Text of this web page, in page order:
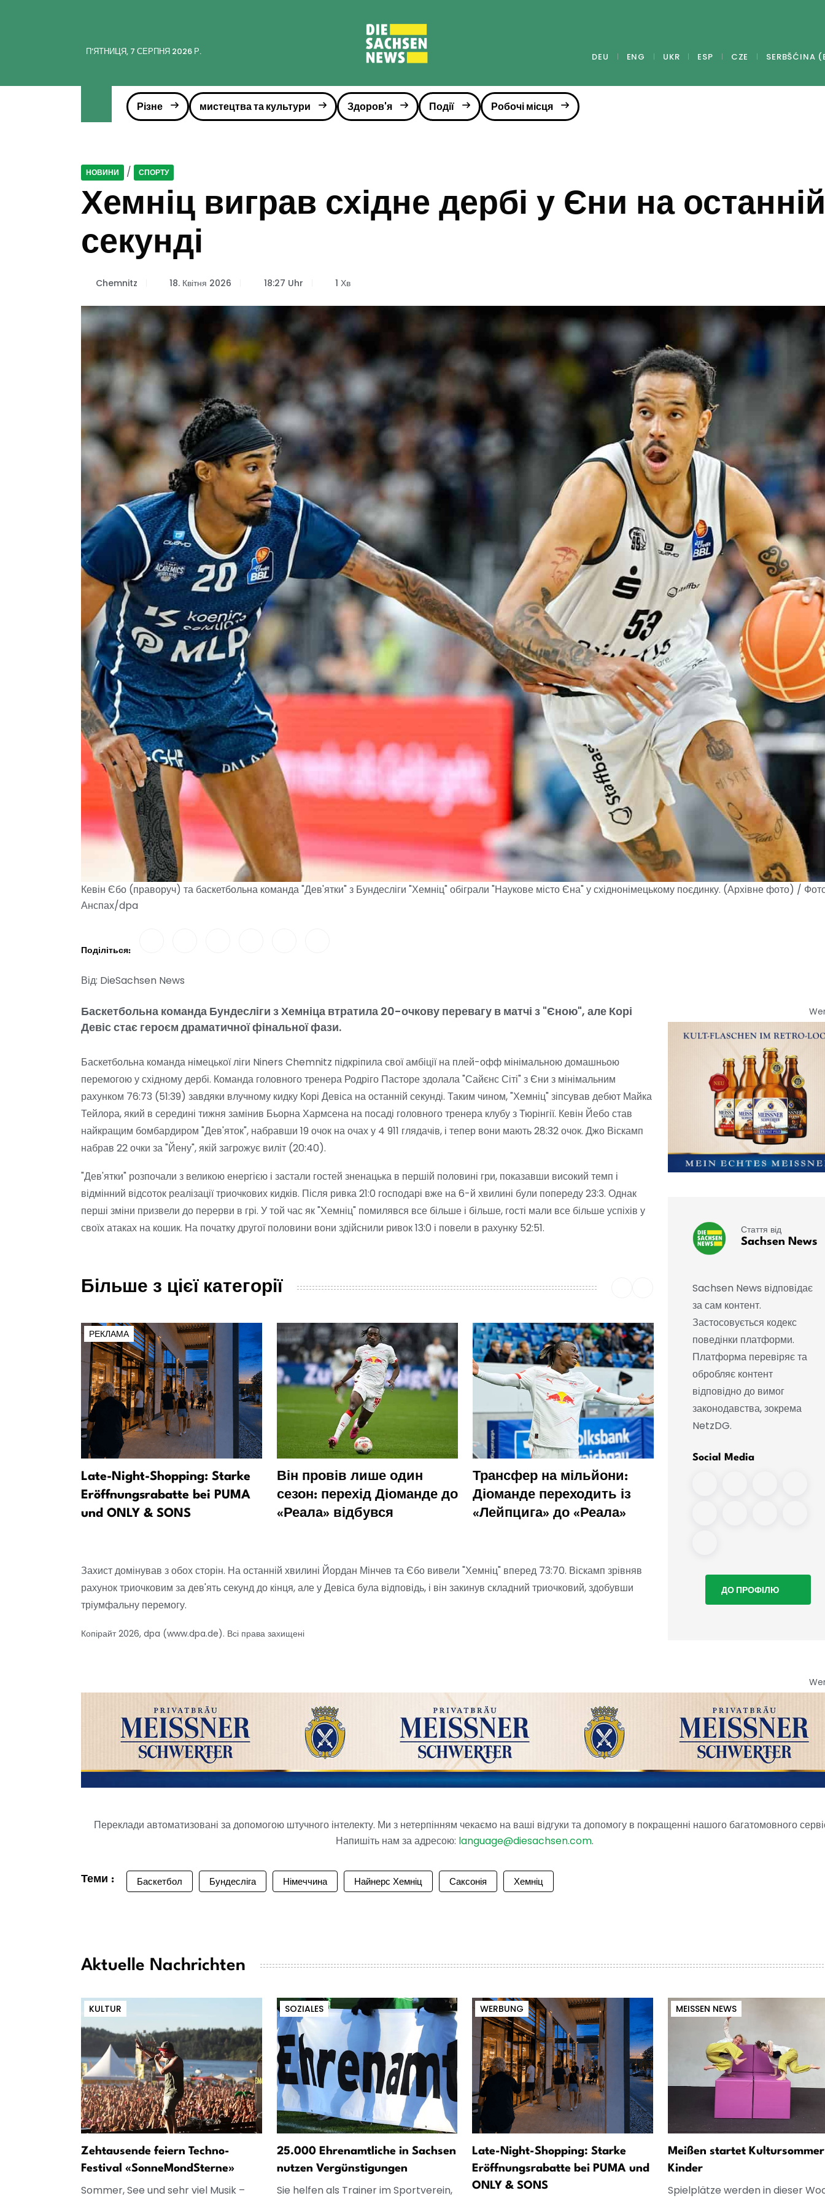
ПʼЯТНИЦЯ, 7 СЕРПНЯ 2026 Р. DEU ENG UKR ESP CZE SERBŠĆINA
Різне мистецтва та культури Здоров'я Події Робочі місця
НОВИНИ / СПОРТУ
Хемніц виграв східне дербі у Єни на останній
секунді
Chemnitz 18. Квітня 2026 18:27 Uhr 1 Хв
Кевін Єбо (праворуч) та баскетбольна команда "Дев'ятки" з Бундесліги "Хемніц" обіграли "Наукове місто Єна" у східнонімецькому поєдинку. (Архівне фото) /
Анспах/dpa
Поділіться:
Від: DieSachsen News
Баскетбольна команда Бундесліги з Хемніца втратила 20-очкову перевагу в матчі з "Єною", але Корі
Девіс стає героєм драматичної фінальної фази.
Баскетбольна команда німецької ліги Niners Chemnitz підкріпила свої амбіції на плей-офф мінімальною домашньою
перемогою у східному дербі. Команда головного тренера Родріго Пасторе здолала "Сайєнс Сіті" з Єни з мінімальним
рахунком 76:73 (51:39) завдяки влучному кидку Корі Девіса на останній секунді. Таким чином, "Хемніц" зіпсував дебют Майка
Тейлора, який в середині тижня замінив Бьорна Хармсена на посаді головного тренера клубу з Тюрінгії. Кевін Йебо став
найкращим бомбардиром "Дев'яток", набравши 19 очок на очах у 4 911 глядачів, і тепер вони мають 28:32 очок. Джо Віскамп
набрав 22 очки за "Йену", якій загрожує виліт (20:40).
"Дев'ятки" розпочали з великою енергією і застали гостей зненацька в першій половині гри, показавши високий темп і
відмінний відсоток реалізації триочкових кидків. Після ривка 21:0 господарі вже на 6-й хвилині були попереду 23:3. Однак
перші зміни призвели до перерви в грі. У той час як "Хемніц" помилявся все більше і більше, гості мали все більше успіхів у
своїх атаках на кошик. На початку другої половини вони здійснили ривок 13:0 і повели в рахунку 52:51.
Більше з цієї категорії
РЕКЛАМА
Late-Night-Shopping: Starke
Eröffnungsrabatte bei PUMA
und ONLY & SONS
Він провів лише один
сезон: перехід Діоманде до
«Реала» відбувся
Трансфер на мільйони:
Діоманде переходить із
«Лейпцига» до «Реала»
Захист домінував з обох сторін. На останній хвилині Йордан Мінчев та Єбо вивели "Хемніц" вперед 73:70. Віскамп зрівняв
рахунок триочковим за дев'ять секунд до кінця, але у Девіса була відповідь, і він закинув складний триочковий, здобувши
тріумфальну перемогу.
Копірайт 2026, dpa (www.dpa.de). Всі права захищені
Стаття від
Sachsen News
Sachsen News відповідає
за сам контент.
Застосовується кодекс
поведінки платформи.
Платформа перевіряє та
обробляє контент
відповідно до вимог
законодавства, зокрема
NetzDG.
Social Media
ДО ПРОФІЛЮ
Переклади автоматизовані за допомогою штучного інтелекту. Ми з нетерпінням чекаємо на ваші відгуки та допомогу в покращенні нашого багатомовного
Напишіть нам за адресою: language@diesachsen.com.
Теми : Баскетбол Бундесліга Німеччина Найнерс Хемніц Саксонія Хемніц
Aktuelle Nachrichten
KULTUR
Zehtausende feiern Techno-
Festival «SonneMondSterne»
Sommer, See und sehr viel Musik –
SOZIALES
25.000 Ehrenamtliche in Sachsen
nutzen Vergünstigungen
Sie helfen als Trainer im Sportverein,
WERBUNG
Late-Night-Shopping: Starke
Eröffnungsrabatte bei PUMA und
ONLY & SONS
MEISSEN NEWS
Meißen startet
Kinder
Spielplätze werden in dieser